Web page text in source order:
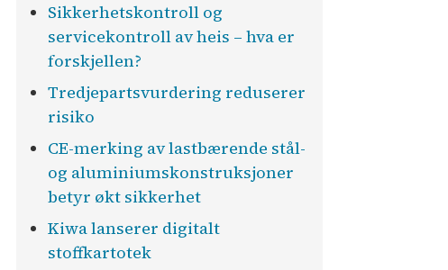
Sikkerhetskontroll og
servicekontroll av heis – hva er
forskjellen?
Tredjepartsvurdering reduserer
risiko
CE-merking av lastbærende stål-
og aluminiumskonstruksjoner
betyr økt sikkerhet
Kiwa lanserer digitalt
stoffkartotek